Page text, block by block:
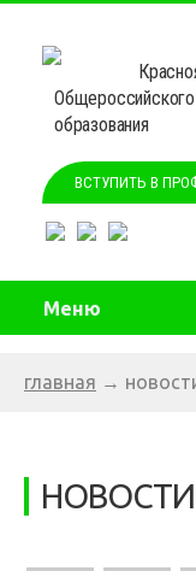
образования
ВСТУПИТЬ В
Меню
главная →
НОВОСТИ